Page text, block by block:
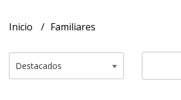
Inicio Familiares